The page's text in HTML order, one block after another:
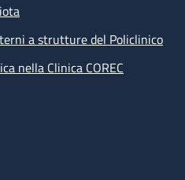
a strutture del Policlinico
nella Clinica COREC